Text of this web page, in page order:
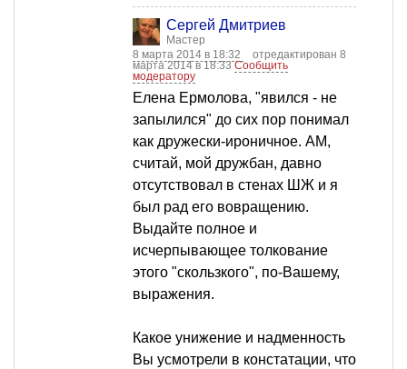
Сергей Дмитриев
Мастер
8 марта 2014 в 18:32
отредактирован 8
марта 2014 в 18:33Сообщить
модератору
Елена Ермолова, "явился - не
запылился" до сих пор понимал
как дружески-ироничное. АМ,
считай, мой дружбан, давно
отсутствовал в стенах ШЖ и я
был рад его вовращению.
Выдайте полное и
исчерпывающее толкование
этого "скользкого", по-Вашему,
выражения.
Какое унижение и надменность
Вы усмотрели в констатации, что